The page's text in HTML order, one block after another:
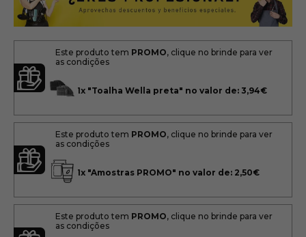
Este produto tem PROMO, clique no brinde para ver
as condições
1x "Toalha Wella preta" no valor de: 3,94€
Este produto tem PROMO, clique no brinde para ver
as condições
1x "Amostras PROMO" no valor de: 2,50€
Este produto tem PROMO, clique no brinde para ver
as condições